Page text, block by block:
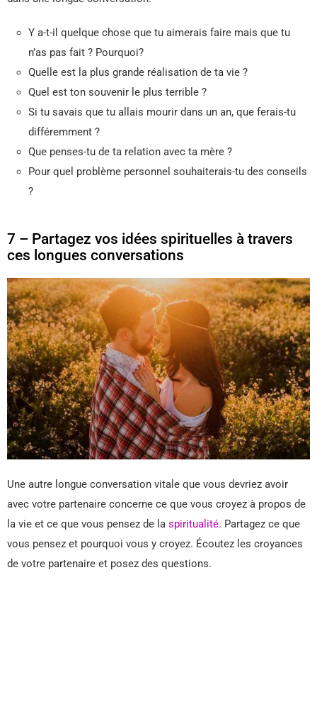
Y a-t-il quelque chose que tu aimerais faire mais que tu
n’as pas fait ? Pourquoi?
Quelle est la plus grande réalisation de ta vie ?
Quel est ton souvenir le plus terrible ?
Si tu savais que tu allais mourir dans un an, que ferais-tu
différemment ?
Que penses-tu de ta relation avec ta mère ?
Pour quel problème personnel souhaiterais-tu des conseils
?
7 – Partagez vos idées spirituelles à travers
ces longues conversations
Une autre longue conversation vitale que vous devriez avoir
avec votre partenaire concerne ce que vous croyez à propos de
la vie et ce que vous pensez de la spiritualité. Partagez ce que
vous pensez et pourquoi vous y croyez. Écoutez les croyances
de votre partenaire et posez des questions.